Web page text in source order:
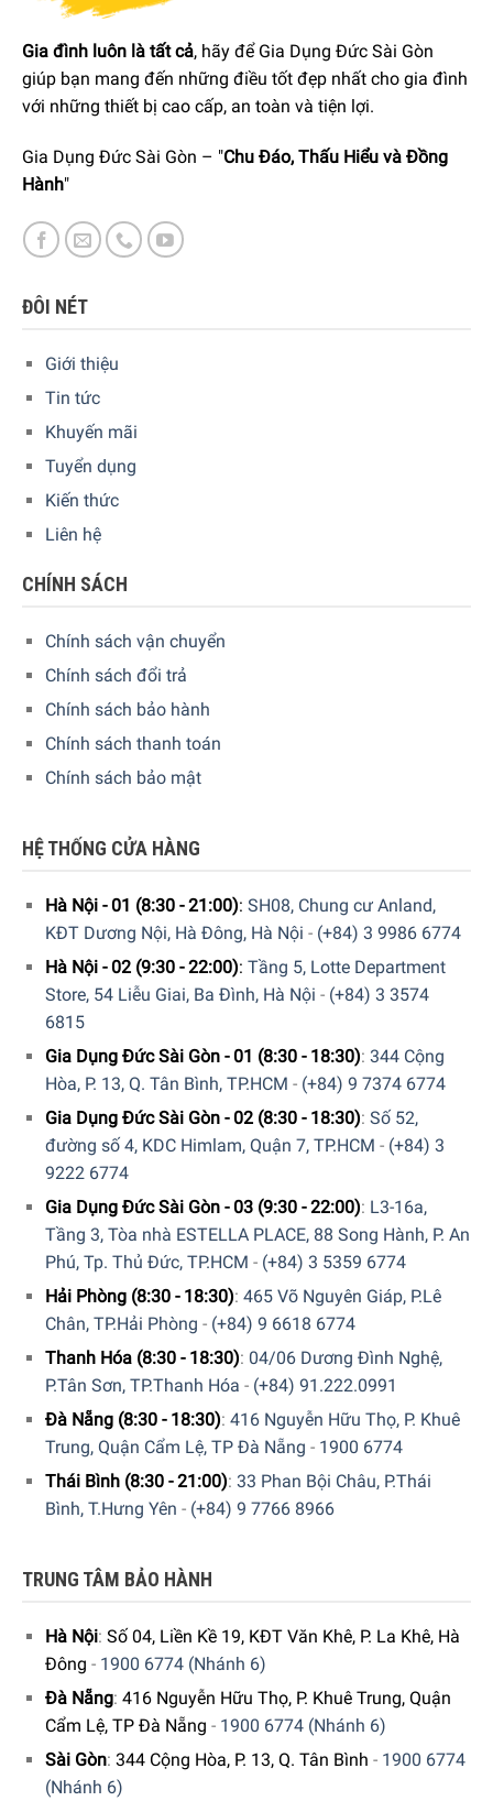
Bếp Gas Miele KM 2034 mang đến sự linh hoạt trong việc nấu
Làm sạch dễ dàng và chất lượng
Bếp gas Miele KM 2034 được sản xuất với công nghệ tiên
tiến, vật liệu chất lượng cao khi trang bị các kiềng bếp bằng
giúp bạn có thể làm sạch trực tiếp bằng máy rửa bát.
Ngoài ra, các đầu đốt cũng được phủ lớp chống dính
PerfectClean giúp bạn vệ sinh dễ dàng hơn.
Bếp Gas Miele KM 2034 dễ dàng vệ sinh với phụ kiện tráng
men
Hotline:1900 6774hoặc 024 7300 6774để nhận được
những tư vấn chi tiết và đặt mua sản phẩm.
Hoặc Đặt hàng trực tiếp trên website, Gia Dụng Đức Sài
Gòn sẽ gọi lại để xác nhận đơn hàng với quý khách.
Hoặc Quý khách có thể đến trực tiếphệ thống
showroomcủa Gia Dụng Đức Sài Gòn trên toàn quốc để
trải nghiệm sản phẩm này.
Giao hàng nhanh chóng toàn quốc.
Hàng đúng nguồn gốc, chính hãng, nhập khẩu Đức &
EU.
Ngoài ra, Quý khách có thể tham khảo thêm các sản
phẩmkhác. Tại đây
Để phục vụ khách hàng tốt hơn trong việc sử dụng hoặc
Gia đình luôn là tất cả, hãy để Gia Dụng Đức Sài Gòn
giúp bạn mang đến những điều tốt đẹp nhất cho gia đình
với những thiết bị cao cấp, an toàn và tiện lợi.
Gia Dụng Đức Sài Gòn – "Chu Đáo, Thấu Hiểu và Đồng
Hành"
ĐÔI NÉT
Giới thiệu
Tin tức
Khuyến mãi
Tuyển dụng
Kiến thức
Liên hệ
CHÍNH SÁCH
Chính sách vận chuyển
Chính sách đổi trả
Chính sách bảo hành
Chính sách thanh toán
Chính sách bảo mật
HỆ THỐNG CỬA HÀNG
Hà Nội - 01 (8:30 - 21:00): SH08, Chung cư Anland,
KĐT Dương Nội, Hà Đông, Hà Nội - (+84) 3 9986 6774
Hà Nội - 02 (9:30 - 22:00): Tầng 5, Lotte Department
Store, 54 Liễu Giai, Ba Đình, Hà Nội - (+84) 3 3574
6815
Gia Dụng Đức Sài Gòn - 01 (8:30 - 18:30): 344 Cộng
Hòa, P. 13, Q. Tân Bình, TP.HCM - (+84) 9 7374 6774
Gia Dụng Đức Sài Gòn - 02 (8:30 - 18:30): Số 52,
đường số 4, KDC Himlam, Quận 7, TP.HCM - (+84) 3
9222 6774
Gia Dụng Đức Sài Gòn - 03 (9:30 - 22:00): L3-16a,
Tầng 3, Tòa nhà ESTELLA PLACE, 88 Song Hành, P. An
Phú, Tp. Thủ Đức, TP.HCM - (+84) 3 5359 6774
Hải Phòng (8:30 - 18:30): 465 Võ Nguyên Giáp, P.Lê
Chân, TP.Hải Phòng - (+84) 9 6618 6774
Thanh Hóa (8:30 - 18:30): 04/06 Dương Đình Nghệ,
P.Tân Sơn, TP.Thanh Hóa - (+84) 91.222.0991
Đà Nẵng (8:30 - 18:30): 416 Nguyễn Hữu Thọ, P. Khuê
Trung, Quận Cẩm Lệ, TP Đà Nẵng - 1900 6774
Thái Bình (8:30 - 21:00): 33 Phan Bội Châu, P.Thái
Bình, T.Hưng Yên - (+84) 9 7766 8966
TRUNG TÂM BẢO HÀNH
Hà Nội: Số 04, Liền Kề 19, KĐT Văn Khê, P. La Khê, Hà
Đông - 1900 6774 (Nhánh 6)
Đà Nẵng: 416 Nguyễn Hữu Thọ, P. Khuê Trung, Quận
Cẩm Lệ, TP Đà Nẵng - 1900 6774 (Nhánh 6)
Sài Gòn: 344 Cộng Hòa, P. 13, Q. Tân Bình - 1900 6774
(Nhánh 6)